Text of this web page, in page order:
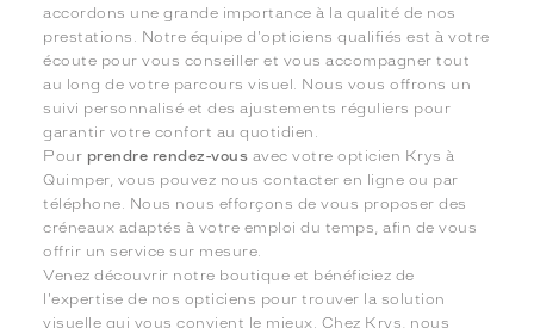
accordons une grande importance à la qualité de nos
prestations. Notre équipe d'opticiens qualifiés est à votre
écoute pour vous conseiller et vous accompagner tout
au long de votre parcours visuel. Nous vous offrons un
suivi personnalisé et des ajustements réguliers pour
garantir votre confort au quotidien.
Pour prendre rendez-vous avec votre opticien Krys à
Quimper, vous pouvez nous contacter en ligne ou par
téléphone. Nous nous efforçons de vous proposer des
créneaux adaptés à votre emploi du temps, afin de vous
offrir un service sur mesure.
Venez découvrir notre boutique et bénéficiez de
l'expertise de nos opticiens pour trouver la solution
visuelle qui vous convient le mieux. Chez Krys, nous